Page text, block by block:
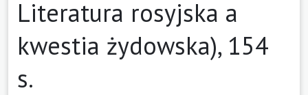
Literatura rosyjska a
kwestia żydowska), 154
s.